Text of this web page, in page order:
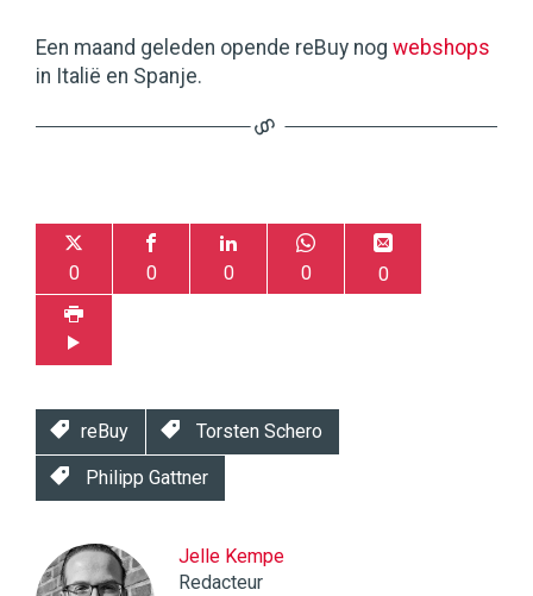
Een maand geleden opende reBuy nog webshops
in Italië en Spanje.
0 0 0 0 0
reBuy Torsten Schero
Philipp Gattner
Jelle Kempe
Redacteur